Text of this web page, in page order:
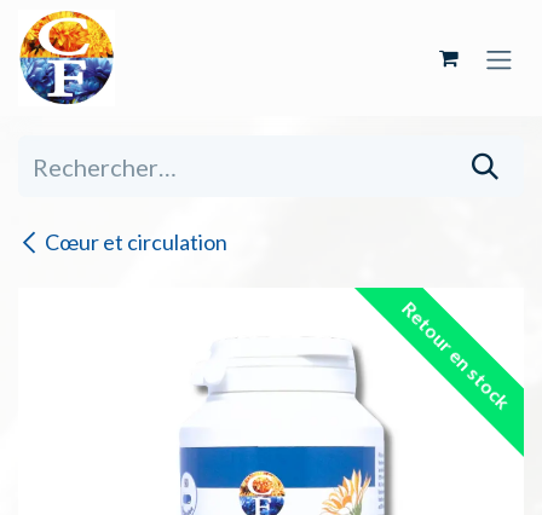
Se rendre au contenu
Cœur et circulation
Retour en stock